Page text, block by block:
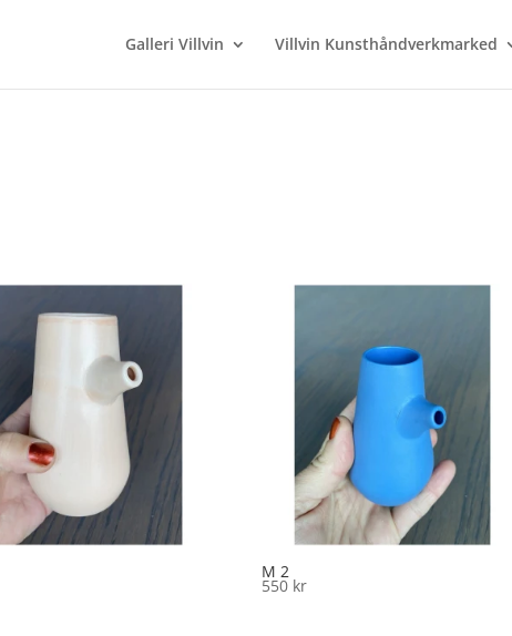
Galleri Villvin Villvin Kunsthåndverkmarked
M 2
550 kr